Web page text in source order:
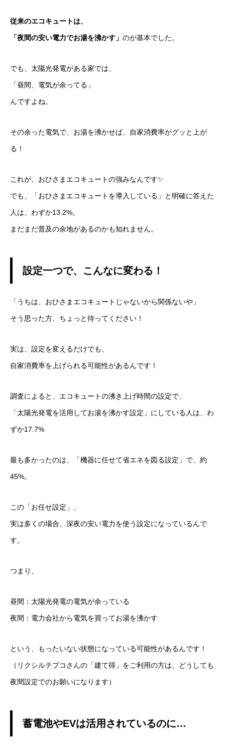
従来のエコキュートは、
「夜間の安い電力でお湯を沸かす」 のが基本でした。
でも、太陽光発電がある家では、
「昼間、電気が余ってる」
んですよね。
その余った電気で、お湯を沸かせば、自家消費率がグッと上が
る！
これが、おひさまエコキュートの強みなんです✨
でも、「おひさまエコキュートを導入している」と明確に答えた
人は、わずか13.2%。
まだまだ普及の余地があるのかも知れません。
設定一つで、こんなに変わる！
「うちは、おひさまエコキュートじゃないから関係ないや」
そう思った方、ちょっと待ってください！
実は、設定を変えるだけでも、
自家消費率を上げられる可能性があるんです！
調査によると、エコキュートの沸き上げ時間の設定で、
「太陽光発電を活用してお湯を沸かす設定」にしている人は、わ
ずか17.7%
最も多かったのは、「機器に任せて省エネを図る設定」で、約
45%。
この「お任せ設定」、
実は多くの場合、深夜の安い電力を使う設定になっているんで
す。
つまり、
昼間：太陽光発電の電気が余っている
夜間：電力会社から電気を買ってお湯を沸かす
という、もったいない状態になっている可能性があるんです！
（リクシルテプコさんの「建て得」をご利用の方は、どうしても
夜間設定でのお願いになります）
蓄電池やEVは活用されているのに…